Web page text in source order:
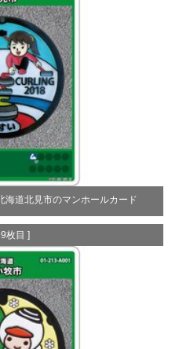
海道北見市のマンホールカード
枚目 ]